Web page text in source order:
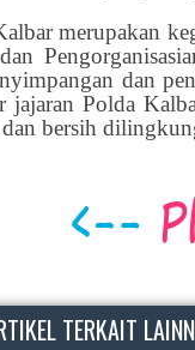
merupakan
dan
jajaran Polda
bersih
TERKAIT